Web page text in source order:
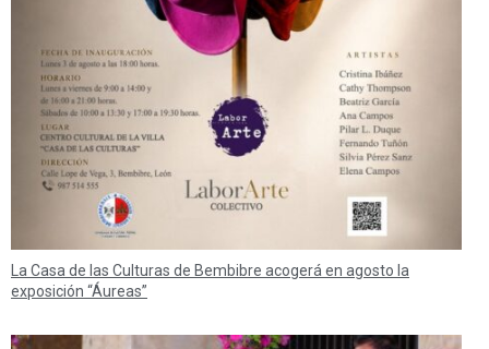
La Casa de las Culturas de Bembibre acogerá en agosto la
exposición “Áureas”